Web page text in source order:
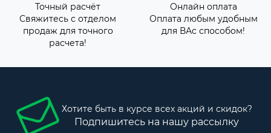
Точный расчёт
Свяжитесь с отделом
продаж для точного
расчета!
Онлайн оплата
Оплата любым удобным
для ВАс способом!
Хотите быть в курсе всех акций и скидок?
Подпишитесь на нашу рассылку